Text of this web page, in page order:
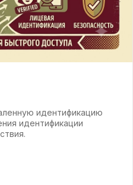
идентификацию
идентификации